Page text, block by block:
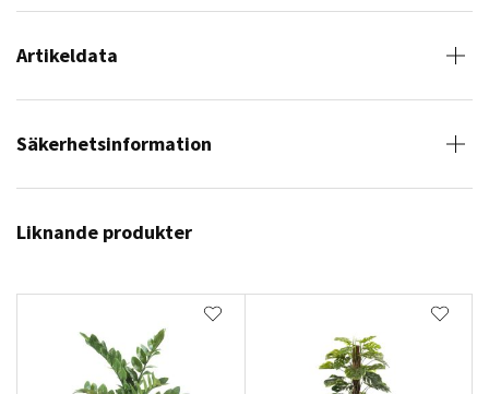
Artikeldata
Säkerhetsinformation
Liknande produkter